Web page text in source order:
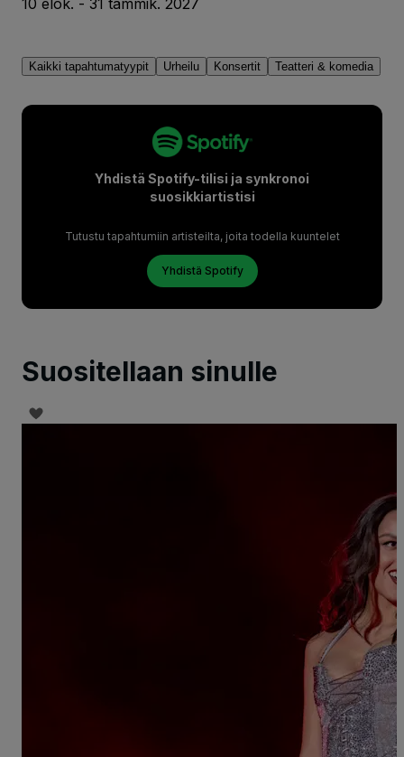
Kaikki tapahtumatyypit Urheilu Konsertit Teatteri & komedia
Yhdistä Spotify-tilisi ja synkronoi
suosikkiartistisi
Tutustu tapahtumiin artisteilta, joita todella kuuntelet
Yhdistä Spotify
Suositellaan sinulle